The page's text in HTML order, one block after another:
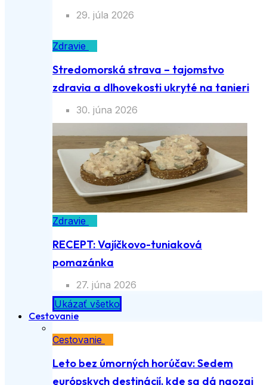
29. júla 2026
Zdravie
Stredomorská strava – tajomstvo
zdravia a dlhovekosti ukryté na tanieri
30. júna 2026
Zdravie
RECEPT: Vajíčkovo-tuniaková
pomazánka
27. júna 2026
Ukázať všetko
Cestovanie
Cestovanie
Leto bez úmorných horúčav: Sedem
európskych destinácií, kde sa dá naozaj